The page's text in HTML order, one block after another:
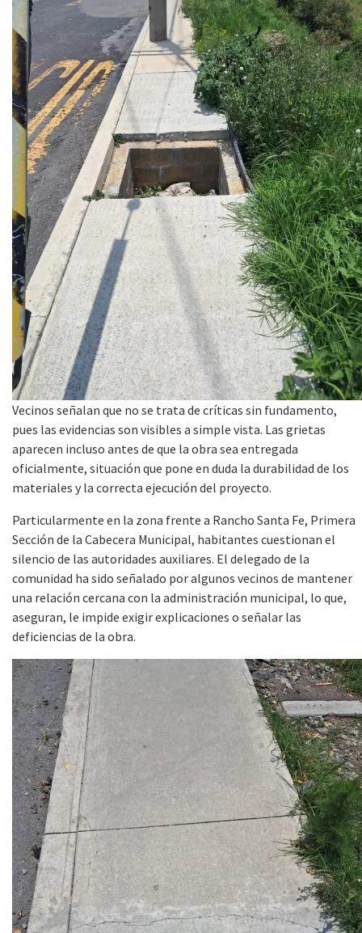
Vecinos señalan que no se trata de críticas sin fundamento,
pues las evidencias son visibles a simple vista. Las grietas
aparecen incluso antes de que la obra sea entregada
oficialmente, situación que pone en duda la durabilidad de los
materiales y la correcta ejecución del proyecto.
Particularmente en la zona frente a Rancho Santa Fe, Primera
Sección de la Cabecera Municipal, habitantes cuestionan el
silencio de las autoridades auxiliares. El delegado de la
comunidad ha sido señalado por algunos vecinos de mantener
una relación cercana con la administración municipal, lo que,
aseguran, le impide exigir explicaciones o señalar las
deficiencias de la obra.